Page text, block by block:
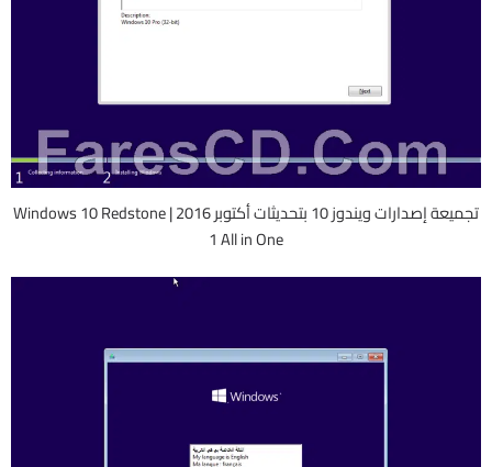
تجميعة إصدارات ويندوز 10 بتحديثات أكتوبر 2016 | Windows 10 Redstone
1 All in One